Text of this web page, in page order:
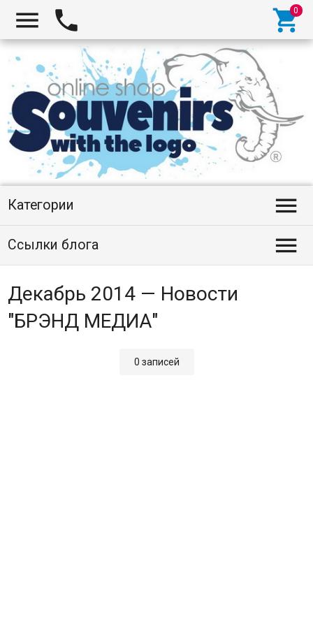
  
Категории 
Ссылки блога 
Декабрь 2014 — Новости
"БРЭНД МЕДИА"
0 записей